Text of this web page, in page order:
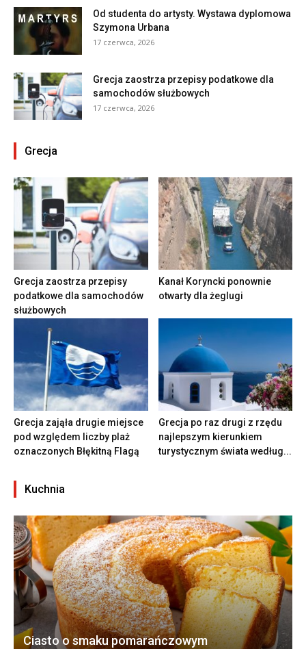
Od studenta do artysty. Wystawa dyplomowa
Szymona Urbana
17 czerwca, 2026
Grecja zaostrza przepisy podatkowe dla
samochodów służbowych
17 czerwca, 2026
Grecja
Grecja zaostrza przepisy
podatkowe dla samochodów
służbowych
Kanał Koryncki ponownie
otwarty dla żeglugi
Grecja zająła drugie miejsce
pod względem liczby plaż
oznaczonych Błękitną Flagą
Grecja po raz drugi z rzędu
najlepszym kierunkiem
turystycznym świata według...
Kuchnia
Ciasto o smaku pomarańczowym